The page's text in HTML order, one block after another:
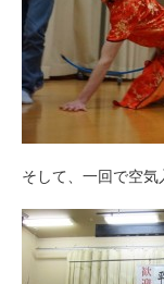
そして、一回で空